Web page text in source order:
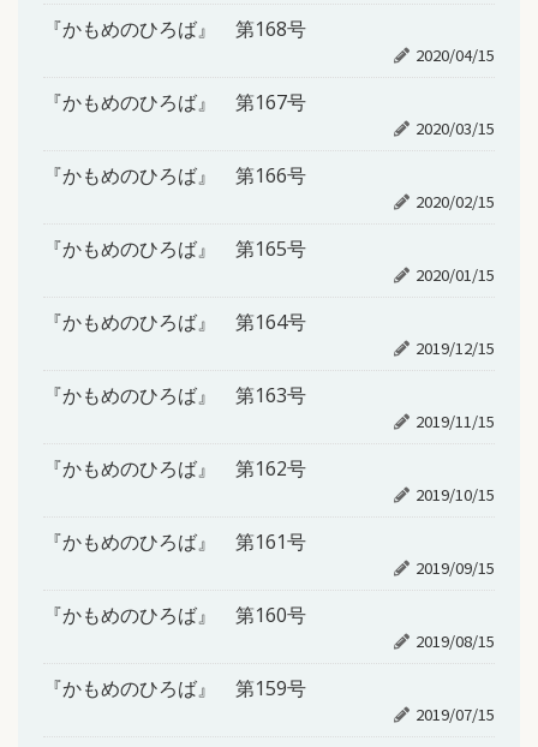
『かもめのひろば』 第168号
2020/04/15
『かもめのひろば』 第167号
2020/03/15
『かもめのひろば』 第166号
2020/02/15
『かもめのひろば』 第165号
2020/01/15
『かもめのひろば』 第164号
2019/12/15
『かもめのひろば』 第163号
2019/11/15
『かもめのひろば』 第162号
2019/10/15
『かもめのひろば』 第161号
2019/09/15
『かもめのひろば』 第160号
2019/08/15
『かもめのひろば』 第159号
2019/07/15